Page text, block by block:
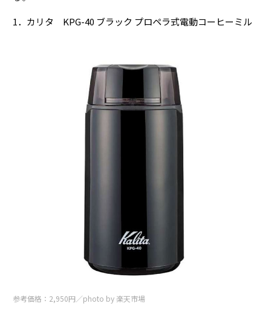
1．カリタ KPG-40 ブラック プロペラ式電動コーヒーミル
参考価格：2,950円／photo by 楽天市場